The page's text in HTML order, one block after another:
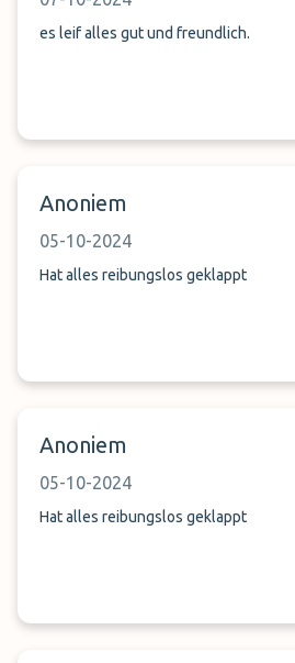
es leif alles gut und freundlich.
Anoniem
05-10-2024
Hat alles reibungslos geklappt
Anoniem
05-10-2024
Hat alles reibungslos geklappt